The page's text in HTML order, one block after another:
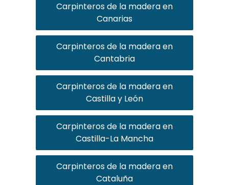
Carpinteros de la madera en
Canarias
Carpinteros de la madera en
Cantabria
Carpinteros de la madera en
Castilla y León
Carpinteros de la madera en
Castilla-La Mancha
Carpinteros de la madera en
Cataluña